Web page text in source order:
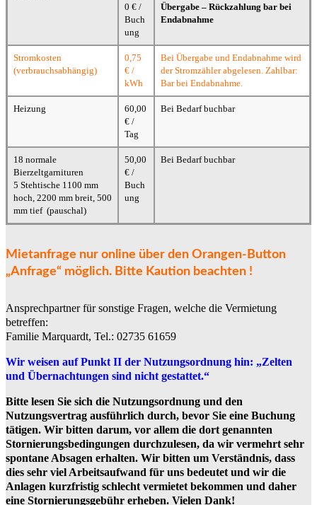
0 € /
Buch
ung
Übergabe – Rückzahlung bar bei
Endabnahme
Stromkosten
(verbrauchsabhängig)
0,75
€ /
kWh
Bei Übergabe und Endabnahme wird
der Stromzähler abgelesen. Zahlbar:
Bar bei Endabnahme.
Heizung
60,00
€ /
Tag
Bei Bedarf buchbar
18 normale
Bierzeltgarnituren
5 Stehtische 1100 mm
hoch, 2200 mm breit, 500
mm tief (pauschal)
50,00
€ /
Buch
ung
Bei Bedarf buchbar
Mietanfrage nur online über den Orangen-Button
„Anfrage“ möglich. Bitte Kaution beachten !
Ansprechpartner für sonstige Fragen, welche die Vermietung
betreffen:
Familie Marquardt, Tel.: 02735 61659
Wir weisen auf Punkt II der Nutzungsordnung hin: „Zelten
und Übernachtungen sind nicht gestattet.“
Bitte lesen Sie sich die Nutzungsordnung und den
Nutzungsvertrag ausführlich durch, bevor Sie eine Buchung
tätigen. Wir bitten darum, vor allem die dort genannten
Stornierungsbedingungen durchzulesen, da wir vermehrt sehr
spontane Absagen erhalten. Wir bitten um Verständnis, dass
dies sehr viel Arbeitsaufwand für uns bedeutet und wir die
Anlagen kurzfristig schlecht vermietet bekommen und daher
eine Stornierungsgebühr erheben. Vielen Dank!